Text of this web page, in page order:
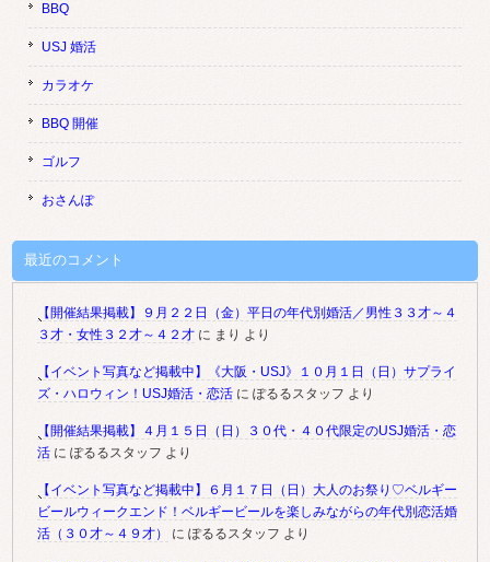
BBQ
USJ 婚活
カラオケ
BBQ 開催
ゴルフ
おさんぽ
最近のコメント
【開催結果掲載】９月２２日（金）平日の年代別婚活／男性３３才～４
３才・女性３２才～４２才 に まり より
【イベント写真など掲載中】《大阪・USJ》１０月１日（日）サプライ
ズ・ハロウィン！USJ婚活・恋活 にぽるるスタッフ より
【開催結果掲載】４月１５日（日）３０代・４０代限定のUSJ婚活・恋
活 にぽるるスタッフ より
【イベント写真など掲載中】６月１７日（日）大人のお祭り♡ベルギー
ビールウィークエンド！ベルギービールを楽しみながらの年代別恋活婚
活（３０才～４９才）
にぽるるスタッフ より